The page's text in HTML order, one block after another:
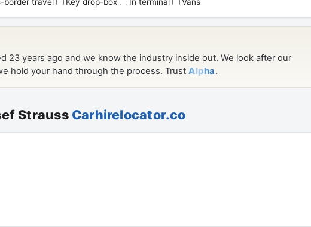
Strauss Carhirelocator.co